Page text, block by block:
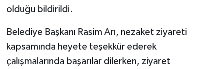
olduğu bildirildi.
Belediye Başkanı Rasim Arı, nezaket ziyareti
kapsamında heyete teşekkür ederek
çalışmalarında başarılar dilerken, ziyaret